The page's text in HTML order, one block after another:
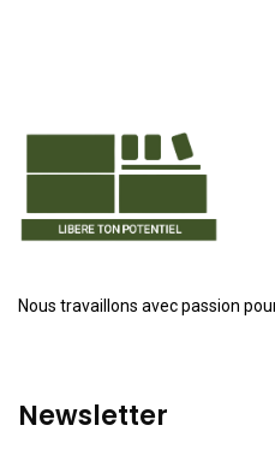
Nous travaillons avec passion
Newsletter